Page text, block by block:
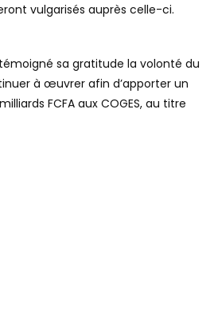
vulgarisés auprès celle-ci.
sa gratitude la volonté du
à œuvrer afin d’apporter un
FCFA aux COGES, au titre